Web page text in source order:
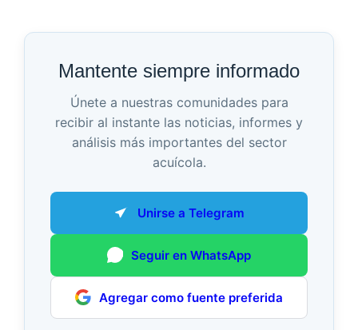
Mantente siempre informado
Únete a nuestras comunidades para
recibir al instante las noticias, informes y
análisis más importantes del sector
acuícola.
Unirse a Telegram
Seguir en WhatsApp
Agregar como fuente preferida